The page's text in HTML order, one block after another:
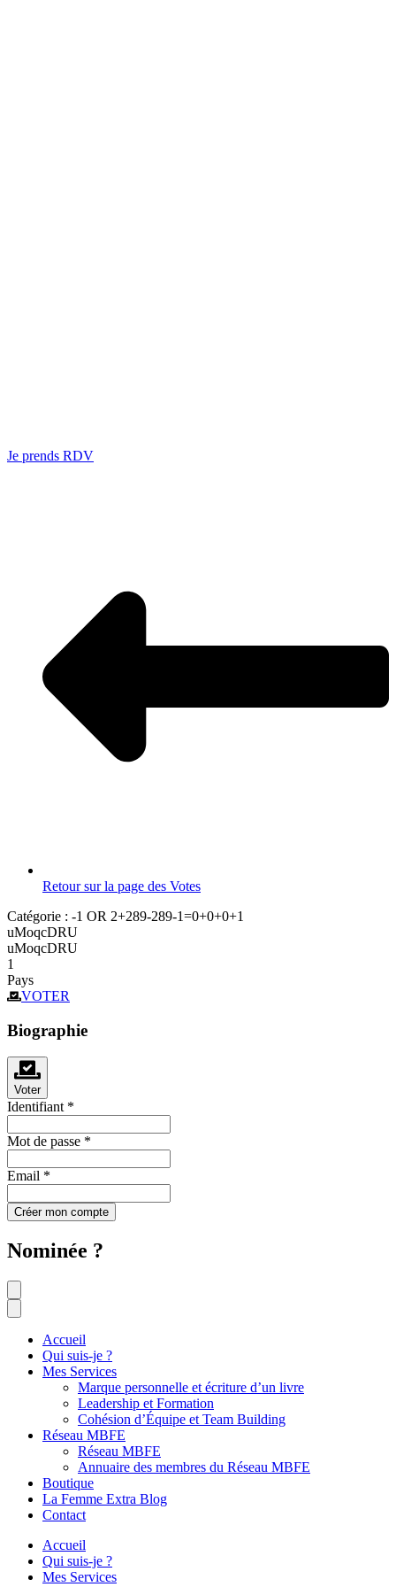
Je prends RDV
Retour sur la page des Votes
Catégorie : -1 OR 2+289-289-1=0+0+0+1
uMoqcDRU
uMoqcDRU
1
Pays
VOTER
Biographie
Voter
Identifiant *
Mot de passe *
Email *
Créer mon compte
Nominée ?
Accueil
Qui suis-je ?
Mes Services
Marque personnelle et écriture d’un livre
Leadership et Formation
Cohésion d’Équipe et Team Building
Réseau MBFE
Réseau MBFE
Annuaire des membres du Réseau MBFE
Boutique
La Femme Extra Blog
Contact
Accueil
Qui suis-je ?
Mes Services